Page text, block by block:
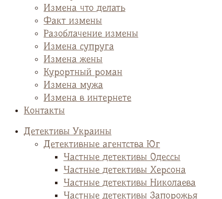
Измена что делать
Факт измены
Разоблачение измены
Измена супруга
Измена жены
Курортный роман
Измена мужа
Измена в интернете
Контакты
Детективы Украины
Детективные агентства Юг
Частные детективы Одессы
Частные детективы Херсона
Частные детективы Николаева
Частные детективы Запорожья